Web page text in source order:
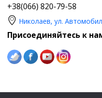
+38(066) 820-79-58
Николаев, ул.
Присоединяйтесь к